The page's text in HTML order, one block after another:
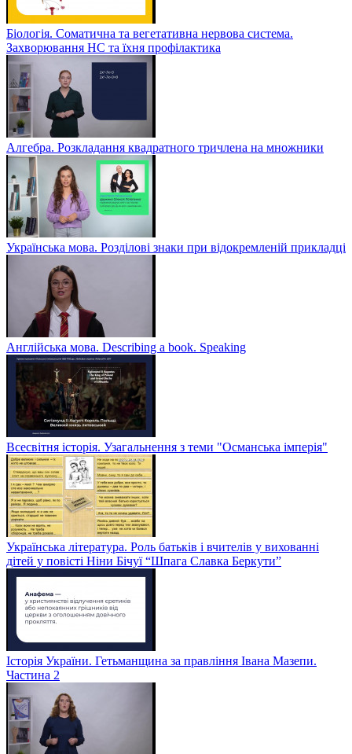
Біологія. Соматична та вегетативна нервова система.
Захворювання НС та їхня профілактика
Алгебра. Розкладання квадратного тричлена на множники
Українська мова. Розділові знаки при відокремленій прикладці
Англійська мова. Describing a book. Speaking
Всесвітня історія. Узагальнення з теми "Османська імперія"
Українська література. Роль батьків і вчителів у вихованні
дітей у повісті Ніни Бічуї “Шпага Славка Беркути”
Історія України. Гетьманщина за правління Івана Мазепи.
Частина 2